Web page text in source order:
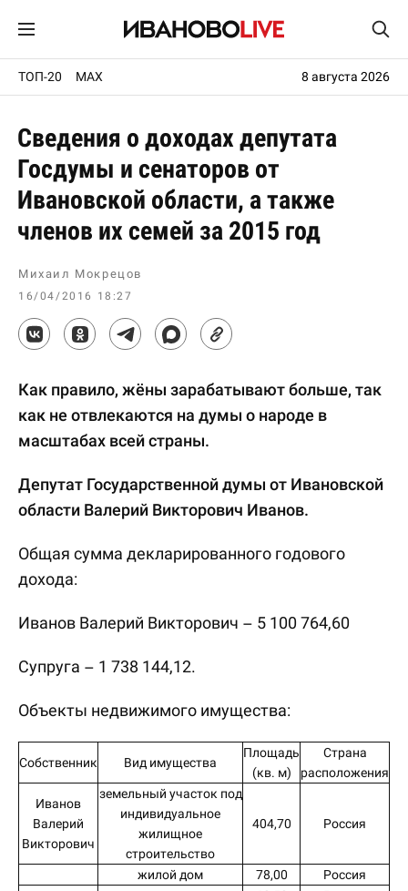
ТОП-20 MAX 8 августа 2026
Сведения о доходах депутата
Госдумы и сенаторов от
Ивановской области, а также
членов их семей за 2015 год
Михаил Мокрецов
16/04/2016 18:27
Как правило, жёны зарабатывают больше, так
как не отвлекаются на думы о народе в
масштабах всей страны.
Депутат Государственной думы от Ивановской
области Валерий Викторович Иванов.
Общая сумма декларированного годового
дохода:
Иванов Валерий Викторович – 5 100 764,60
Супруга – 1 738 144,12.
Объекты недвижимого имущества:
Собственник Вид имущества
Площадь
(кв. м)
Страна
расположения
Иванов
Валерий
Викторович
земельный участок под
индивидуальное
жилищное
строительство
404,70 Россия
жилой дом 78,00
Россия